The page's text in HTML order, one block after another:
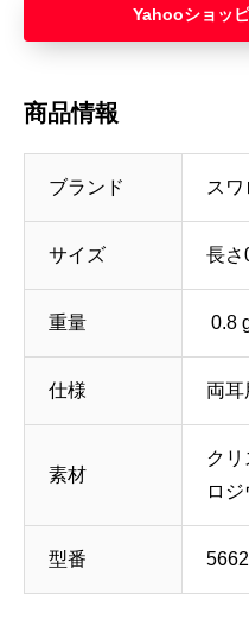
Yahooショッ
商品情報
ブランド ス
サイズ 長さ
重量 0.8
仕様 両耳
素材
ク
ロ
型番